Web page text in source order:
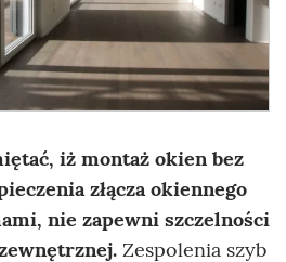
iż montaż okien bez
złącza okiennego
nie zapewni szczelności
Zespolenia szyb